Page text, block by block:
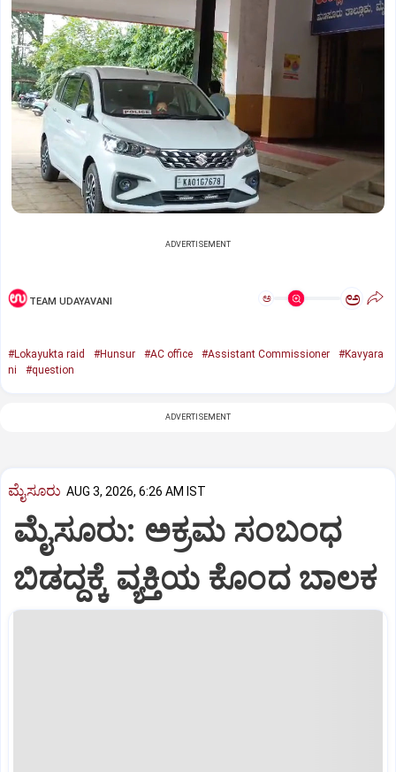
ADVERTISEMENT
TEAM UDAYAVANI ಅ ಅ
#Lokayukta raid #Hunsur #AC office #Assistant Commissioner
#Kavyara
ni
#question
ADVERTISEMENT
ಮೈಸೂರು AUG 3, 2026, 6:26 AM IST
ಮೈಸೂರು: ಅಕ್ರಮ ಸಂಬಂಧ
ಬಿಡದ್ದಕ್ಕೆ ವ್ಯಕ್ತಿಯ ಕೊಂದ ಬಾಲಕ